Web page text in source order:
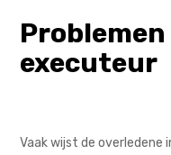
executeur
Vaak wijst de